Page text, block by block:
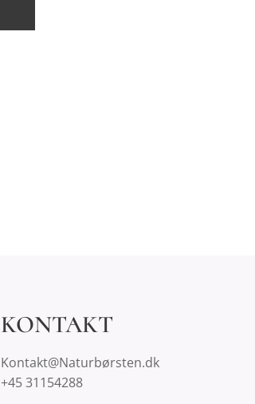
KONTAKT
Kontakt@Naturbørsten.dk
+45 31154288